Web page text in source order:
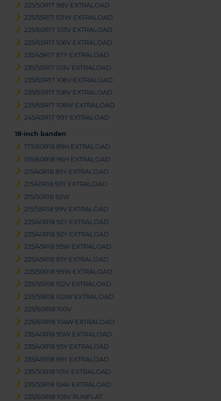
225/50R17 98V EXTRALOAD
225/55R17 101W EXTRALOAD
225/60R17 103V EXTRALOAD
225/65R17 106V EXTRALOAD
235/45R17 97Y EXTRALOAD
235/55R17 103V EXTRALOAD
235/60R17 106V EXTRALOAD
235/65R17 108V EXTRALOAD
235/65R17 108W EXTRALOAD
245/45R17 99Y EXTRALOAD
18-inch banden
175/60R18 89H EXTRALOAD
195/60R18 96H EXTRALOAD
215/40R18 89Y EXTRALOAD
215/45R18 93Y EXTRALOAD
215/50R18 92W
215/55R18 99V EXTRALOAD
225/40R18 92Y EXTRALOAD
225/40R18 92Y EXTRALOAD
225/45R18 95W EXTRALOAD
225/45R18 95Y EXTRALOAD
225/50R18 99W EXTRALOAD
225/55R18 102V EXTRALOAD
225/55R18 102W EXTRALOAD
225/60R18 100V
225/60R18 104W EXTRALOAD
235/40R18 95W EXTRALOAD
235/40R18 95Y EXTRALOAD
235/45R18 98Y EXTRALOAD
235/50R18 101V EXTRALOAD
235/55R18 104V EXTRALOAD
235/60R18 103V RUNFLAT